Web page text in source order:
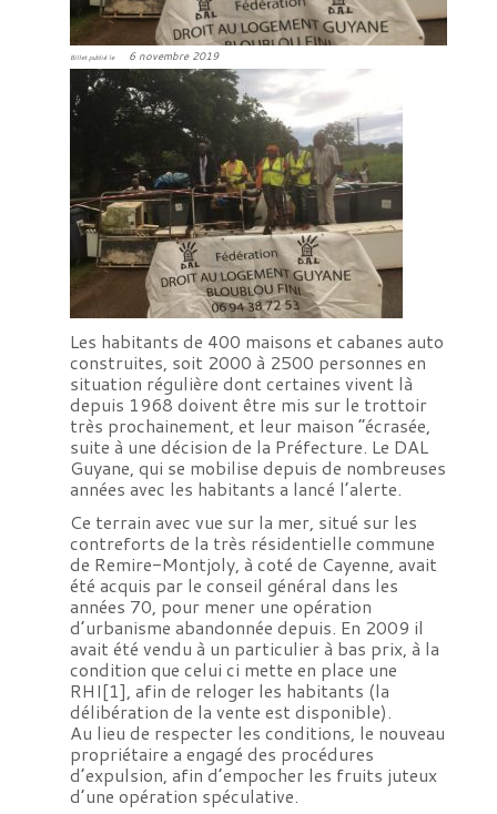
Billet publié le 6 novembre 2019
Les habitants de 400 maisons et cabanes auto
construites, soit 2000 à 2500 personnes en
situation régulière dont certaines vivent là
depuis 1968 doivent être mis sur le trottoir
très prochainement, et leur maison “écrasée,
suite à une décision de la Préfecture. Le DAL
Guyane, qui se mobilise depuis de nombreuses
années avec les habitants a lancé l’alerte.
Ce terrain avec vue sur la mer, situé sur les
contreforts de la très résidentielle commune
de Remire-Montjoly, à coté de Cayenne, avait
été acquis par le conseil général dans les
années 70, pour mener une opération
d’urbanisme abandonnée depuis. En 2009 il
avait été vendu à un particulier à bas prix, à la
condition que celui ci mette en place une
RHI[1], afin de reloger les habitants (la
délibération de la vente est disponible).
Au lieu de respecter les conditions, le nouveau
propriétaire a engagé des procédures
d’expulsion, afin d’empocher les fruits juteux
d’une opération spéculative.